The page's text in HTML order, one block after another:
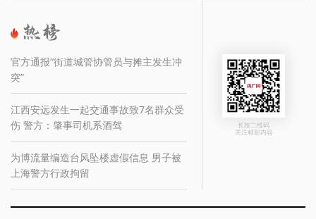
官方通报“街道城管协管员与摊主发生冲
突”
江西安远发生一起交通事故致7名群众受
伤 警方：肇事司机系酒驾
为博流量编造台风坠楼虚假信息 男子被
上海警方行政拘留
长按二维码
关注精彩内容